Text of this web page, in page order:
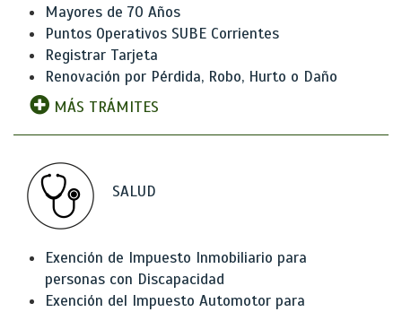
Mayores de 70 Años
Puntos Operativos SUBE Corrientes
Registrar Tarjeta
Renovación por Pérdida, Robo, Hurto o Daño
MÁS TRÁMITES
SALUD
Exención de Impuesto Inmobiliario para
personas con Discapacidad
Exención del Impuesto Automotor para